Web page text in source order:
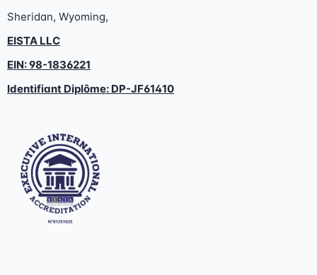
Sheridan, Wyoming,
EISTA LLC
EIN: 98-1836221
Identifiant Diplôme: DP-JF61410